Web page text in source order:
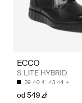
ECCO
S LITE HYBRID
39 40 41 43 44
od 549 zł